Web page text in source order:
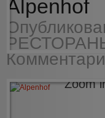
Alpenhof
Zoom